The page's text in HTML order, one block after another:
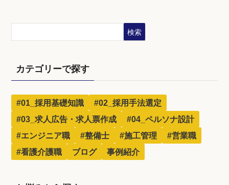
検索
カテゴリーで探す
#01_採用基礎知識
#02_採用手法選定
#03_求人広告・求人票作成
#04_ペルソナ設計
#エンジニア職
#整備士 #施工管理
#営業職
#看護介護職
ブログ 事例紹介